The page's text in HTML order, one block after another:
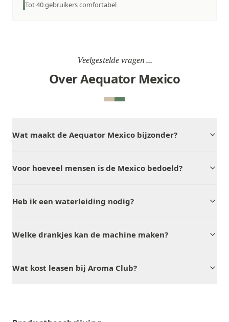
Tot 40 gebruikers comfortabel
Veelgestelde vragen ...
Over Aequator Mexico
Wat maakt de Aequator Mexico bijzonder?
Voor hoeveel mensen is de Mexico bedoeld?
Heb ik een waterleiding nodig?
Welke drankjes kan de machine maken?
Wat kost leasen bij Aroma Club?